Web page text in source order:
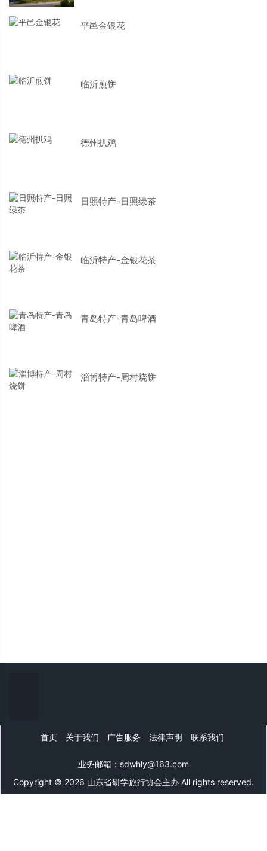
平邑金银花
临沂煎饼
德州扒鸡
日照特产-日照绿茶
临沂特产-金银花茶
青岛特产-青岛啤酒
淄博特产-周村烧饼
首页 关于我们 广告服务 法律声明 联系我们
业务邮箱：sdwhly@163.com
Copyright © 2026 山东省研学旅行协会主办 All rights reserved.